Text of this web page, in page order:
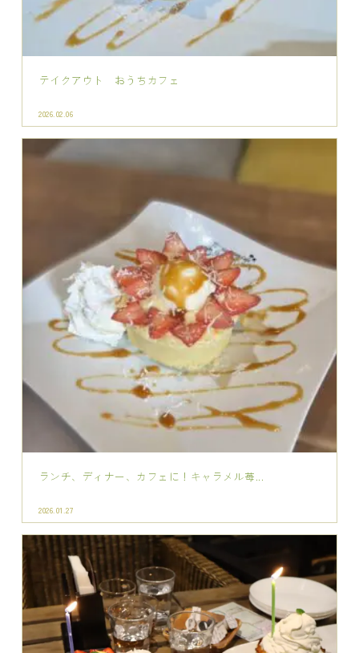
ランチ、ディナー、カフェに！キャラメル苺...